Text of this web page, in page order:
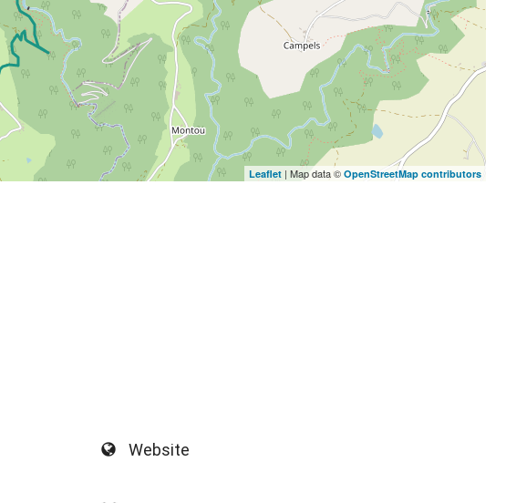
Leaflet | Map data © OpenStreetMap contributors
Website